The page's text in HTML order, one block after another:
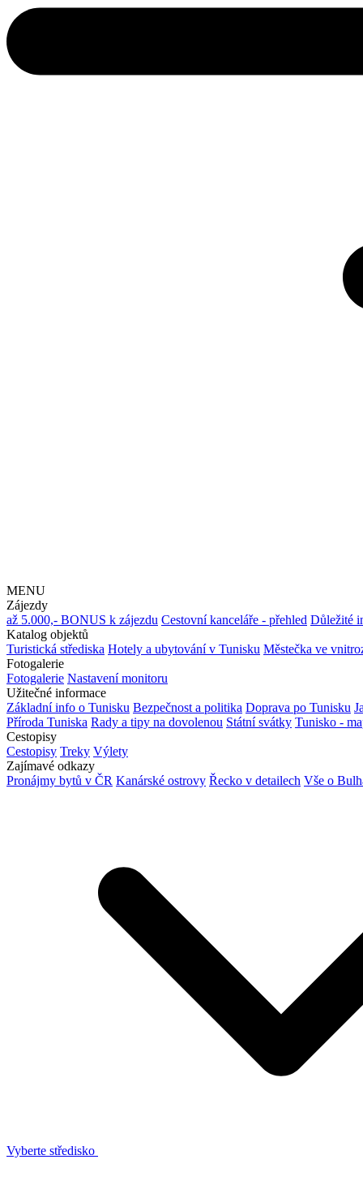
MENU
Zájezdy
až 5.000,- BONUS k zájezdu Cestovní kanceláře - přehled Důležité
Katalog objektů
Turistická střediska Hotely a ubytování v Tunisku Městečka ve
Fotogalerie
Fotogalerie Nastavení monitoru
Užitečné informace
Základní info o Tunisku Bezpečnost a politika Doprava po Tunisku
Příroda Tuniska Rady a tipy na dovolenou Státní svátky Tunisko -
Cestopisy
Cestopisy Treky Výlety
Zajímavé odkazy
Pronájmy bytů v ČR Kanárské ostrovy Řecko v detailech Vše o
Vyberte středisko